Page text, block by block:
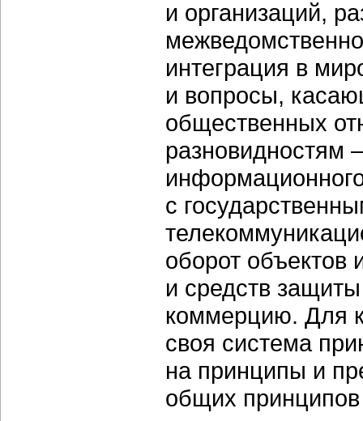
и организаций,
интеграция в
и вопросы,
общественных
с
оборот объектов
и средств
коммерцию. Для
своя система
на принципы и
общих